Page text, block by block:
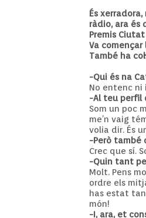
És
ràdio, ara és
Premis
Va començar
També ha
-Qui és na
No entenc ni
-Al teu perfil
Som un poc
me’n vaig
volia dir. És
-Però també
Crec que sí.
-Quin tant
Molt. Pens
ordre els
has estat
món!
-I, ara, et